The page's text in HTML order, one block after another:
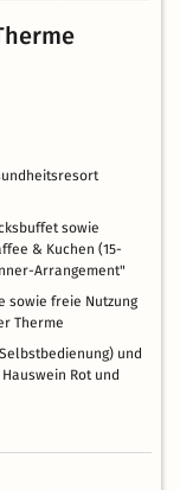
sowie
& Kuchen (15-
Arrangement"
sowie freie Nutzung
Therme
und
Rot und